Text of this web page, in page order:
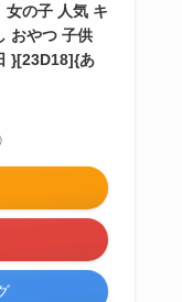
女の子 人気 キ
おやつ 子供
}[23D18]{あ